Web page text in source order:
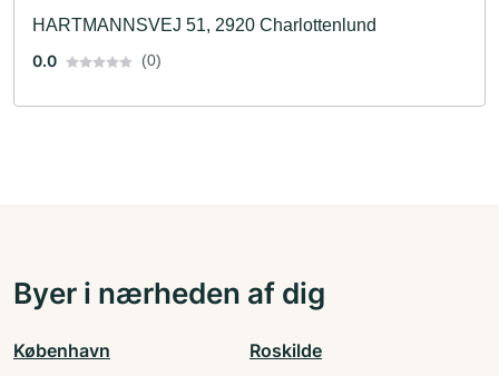
HARTMANNSVEJ 51, 2920 Charlottenlund
0.0
(0)
Byer i nærheden af dig
København Roskilde